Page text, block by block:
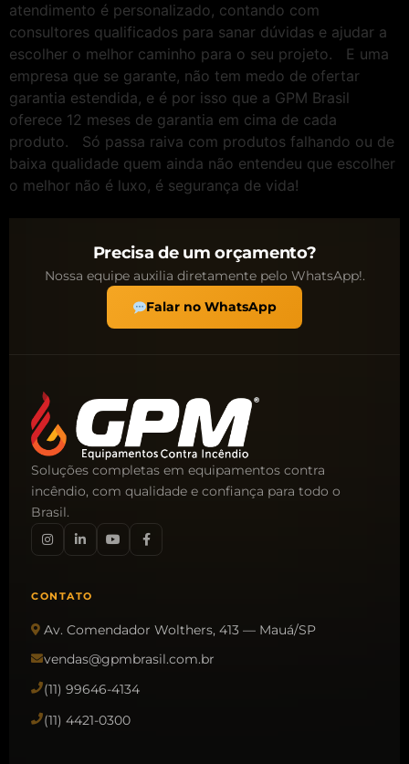
atendimento é personalizado, contando com
consultores qualificados para sanar dúvidas e ajudar a
escolher o melhor caminho para o seu projeto. E uma
empresa que se garante, não tem medo de ofertar
garantia estendida, e é por isso que a GPM Brasil
oferece 12 meses de garantia em cima de cada
produto. Só passa raiva com produtos falhando ou de
baixa qualidade quem ainda não entendeu que escolher
o melhor não é luxo, é segurança de vida!
Precisa de um orçamento?
Nossa equipe auxilia diretamente pelo WhatsApp!.
Falar no WhatsApp
Soluções completas em equipamentos contra
incêndio, com qualidade e confiança para todo o
Brasil.
CONTATO
Av. Comendador Wolthers, 413 — Mauá/SP
vendas@gpmbrasil.com.br
(11) 99646-4134
(11) 4421-0300